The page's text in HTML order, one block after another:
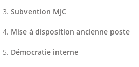
Subvention MJC
Mise à disposition ancienne poste
Démocratie interne